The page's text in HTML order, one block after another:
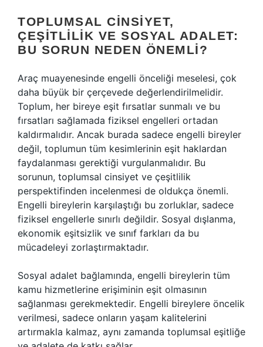
TOPLUMSAL CINSIYET,
ÇEŞITLILIK VE SOSYAL ADALET:
BU SORUN NEDEN ÖNEMLI?
Araç muayenesinde engelli önceliği meselesi, çok
daha büyük bir çerçevede değerlendirilmelidir.
Toplum, her bireye eşit fırsatlar sunmalı ve bu
fırsatları sağlamada fiziksel engelleri ortadan
kaldırmalıdır. Ancak burada sadece engelli bireyler
değil, toplumun tüm kesimlerinin eşit haklardan
faydalanması gerektiği vurgulanmalıdır. Bu
sorunun, toplumsal cinsiyet ve çeşitlilik
perspektifinden incelenmesi de oldukça önemli.
Engelli bireylerin karşılaştığı bu zorluklar, sadece
fiziksel engellerle sınırlı değildir. Sosyal dışlanma,
ekonomik eşitsizlik ve sınıf farkları da bu
mücadeleyi zorlaştırmaktadır.
Sosyal adalet bağlamında, engelli bireylerin tüm
kamu hizmetlerine erişiminin eşit olmasının
sağlanması gerekmektedir. Engelli bireylere öncelik
verilmesi, sadece onların yaşam kalitelerini
artırmakla kalmaz, aynı zamanda toplumsal eşitliğe